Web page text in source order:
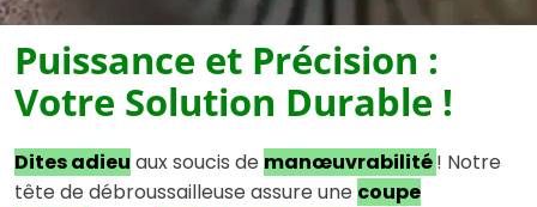
Puissance et Précision :
Votre Solution Durable !
Dites adieu aux soucis de manœuvrabilité! Notre
tête de débroussailleuse assure une coupe